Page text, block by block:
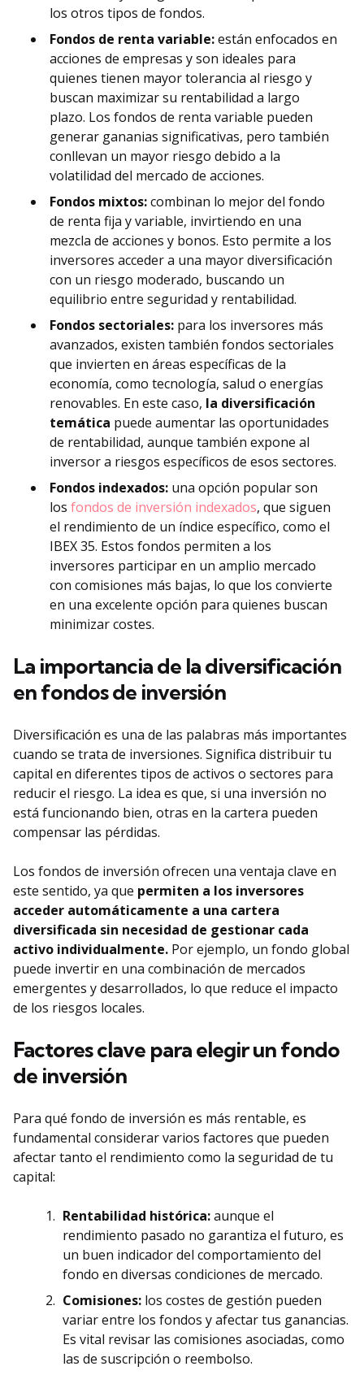
los otros tipos de fondos.
Fondos de renta variable:están enfocados en
acciones de empresas y son ideales para
quienes tienen mayor tolerancia al riesgo y
buscan maximizar su rentabilidad a largo
plazo. Los fondos de renta variable pueden
generar gananias significativas, pero también
conllevan un mayor riesgo debido a la
volatilidad del mercado de acciones.
Fondos mixtos:combinan lo mejor del fondo
de renta fija y variable, invirtiendo en una
mezcla de acciones y bonos. Esto permite a los
inversores acceder a una mayor diversificación
con un riesgo moderado, buscando un
equilibrio entre seguridad y rentabilidad.
Fondos sectoriales: para los inversores más
avanzados, existen también fondos sectoriales
que invierten en áreas específicas de la
economía, como tecnología, salud o energías
renovables. En este caso, la diversificación
temática puede aumentar las oportunidades
de rentabilidad, aunque también expone al
inversor a riesgos específicos de esos sectores.
Fondos indexados: una opción popular son
los fondos de inversión indexados, que siguen
el rendimiento de un índice específico, como el
IBEX 35. Estos fondos permiten a los
inversores participar en un amplio mercado
con comisiones más bajas, lo que los convierte
en una excelente opción para quienes buscan
minimizar costes.
La importancia de la diversificación
en fondos de inversión
Diversificación es una de las palabras más importantes
cuando se trata de inversiones. Significa distribuir tu
capital en diferentes tipos de activos o sectores para
reducir el riesgo. La idea es que, si una inversión no
está funcionando bien, otras en la cartera pueden
compensar las pérdidas.
Los fondos de inversión ofrecen una ventaja clave en
este sentido, ya que permiten a los inversores
acceder automáticamente a una cartera
diversificada sin necesidad de gestionar cada
activo individualmente. Por ejemplo, un fondo global
puede invertir en una combinación de mercados
emergentes y desarrollados, lo que reduce el impacto
de los riesgos locales.
Factores clave para elegir un fondo
de inversión
Para qué fondo de inversión es más rentable, es
fundamental considerar varios factores que pueden
afectar tanto el rendimiento como la seguridad de tu
capital:
Rentabilidad histórica:aunque el
rendimiento pasado no garantiza el futuro, es
un buen indicador del comportamiento del
fondo en diversas condiciones de mercado.
Comisiones: los costes de gestión pueden
variar entre los fondos y afectar tus ganancias.
Es vital revisar las comisiones asociadas, como
las de suscripción o reembolso.